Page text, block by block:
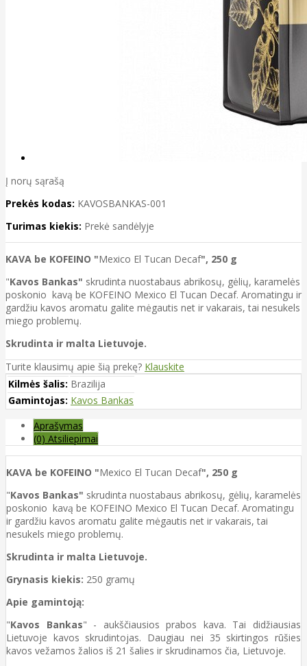
Į norų sąrašą
Prekės kodas: KAVOSBANKAS-001
Turimas kiekis: Prekė sandėlyje
KAVA be KOFEINO "Mexico El Tucan Decaf", 250 g
"Kavos Bankas" skrudinta nuostabaus abrikosų, gėlių, karamelės
poskonio kavą be KOFEINO Mexico El Tucan Decaf. Aromatingu ir
gardžiu kavos aromatu galite mėgautis net ir vakarais, tai nesukels
miego problemų.
Skrudinta ir malta Lietuvoje.
Turite klausimų apie šią prekę? Klauskite
Kilmės šalis: Brazilija
Gamintojas: Kavos Bankas
Aprašymas
(0) Atsiliepimai
KAVA be KOFEINO "Mexico El Tucan Decaf", 250 g
"Kavos Bankas" skrudinta nuostabaus abrikosų, gėlių, karamelės
poskonio kavą be KOFEINO Mexico El Tucan Decaf. Aromatingu
ir gardžiu kavos aromatu galite mėgautis net ir vakarais, tai
nesukels miego problemų.
Skrudinta ir malta Lietuvoje.
Grynasis kiekis: 250 gramų
Apie gamintoją:
"Kavos Bankas" - aukščiausios prabos kava. Tai didžiausias
Lietuvoje kavos skrudintojas. Daugiau nei 35 skirtingos rūšies
kavos vežamos žalios iš 21 šalies ir skrudinamos čia, Lietuvoje.